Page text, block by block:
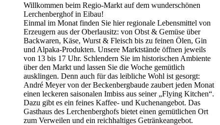
Willkommen beim Regio-Markt auf dem wunderschönen
Lerchenberghof in Eibau!
Einmal im Monat finden Sie hier regionale Lebensmittel von
Erzeugern aus der Oberlausitz: von Obst & Gemüse über
Backwaren, Käse, Wurst & Fleisch bis zu feinen Ölen, Gin
und Alpaka-Produkten. Unsere Marktstände öffnen jeweils
von 13 bis 17 Uhr. Schlendern Sie im historischen Ambiente
über den Markt und lassen Sie die Woche gemütlich
ausklingen. Denn auch für das leibliche Wohl ist gesorgt:
André Meyer von der Beckenbergbaude zaubert jeden Monat
einen leckeren saisonalen Imbiss aus seiner „Flying Kitchen“.
Dazu gibt es ein feines Kaffee- und Kuchenangebot. Das
Gasthaus des Lerchenberghofs bietet einen gemütlichen Ort
zum Verweilen und ein reichhaltiges Getränkeangebot.